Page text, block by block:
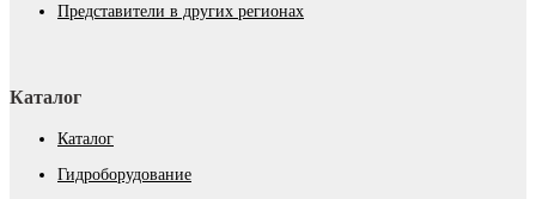
Представители в других регионах
Каталог
Каталог
Гидроборудование